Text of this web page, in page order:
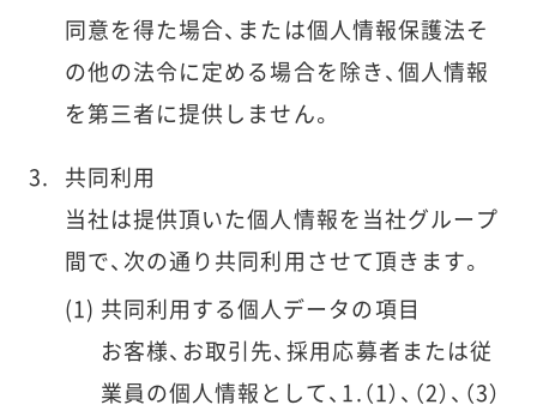
同意を得た場合、または個人情報保護法そ
の他の法令に定める場合を除き、個人情報
を第三者に提供しません。
共同利用
当社は提供頂いた個人情報を当社グループ
間で、次の通り共同利用させて頂きます。
共同利用する個人データの項目
お客様、お取引先、採用応募者または従
業員の個人情報として、1.（1）、（2）、（3）